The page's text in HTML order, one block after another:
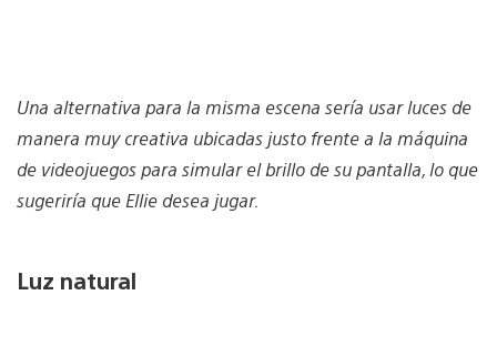
Una alternativa para la misma escena sería usar luces de
manera muy creativa ubicadas justo frente a la máquina
de videojuegos para simular el brillo de su pantalla, lo que
sugeriría que Ellie desea jugar.
Luz natural